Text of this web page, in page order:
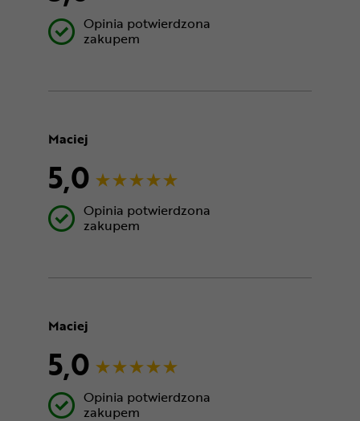
Opinia potwierdzona
zakupem
Maciej
5,0
Opinia potwierdzona
zakupem
Maciej
5,0
Opinia potwierdzona
zakupem